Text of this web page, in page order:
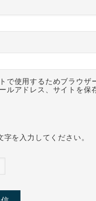
で使用するためブラウザ
ルアドレス、サイトを保
字を入力してください。